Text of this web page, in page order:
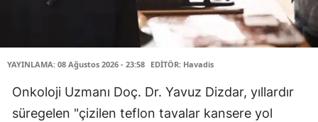
YAYINLAMA: 08 Ağustos 2026 - 23:58 EDİTÖR: Havadis
Onkoloji Uzmanı Doç. Dr. Yavuz Dizdar, yıllardır
süregelen "çizilen teflon tavalar kansere yol